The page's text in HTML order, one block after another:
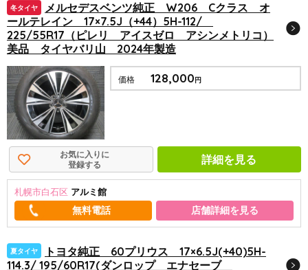
冬タイヤ
メルセデスベンツ純正 W206 Cクラス オ
ールテレイン 17×7.5J（+44）5H-112/
225/55R17（ピレリ アイスゼロ アシンメトリコ）
美品 タイヤバリ山 2024年製造
価格 128,000 円
お気に入りに
登録する
詳細を見る
札幌市白石区 アルミ館
店舗詳細を見る
夏タイヤ
トヨタ純正 60プリウス 17×6.5J(+40)5H-
114.3/ 195/60R17(ダンロップ エナセーブ